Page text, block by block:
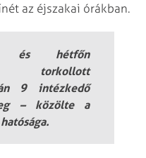
az éjszakai órákban.
és hétfőn
torkollott
9 intézkedő
– közölte a